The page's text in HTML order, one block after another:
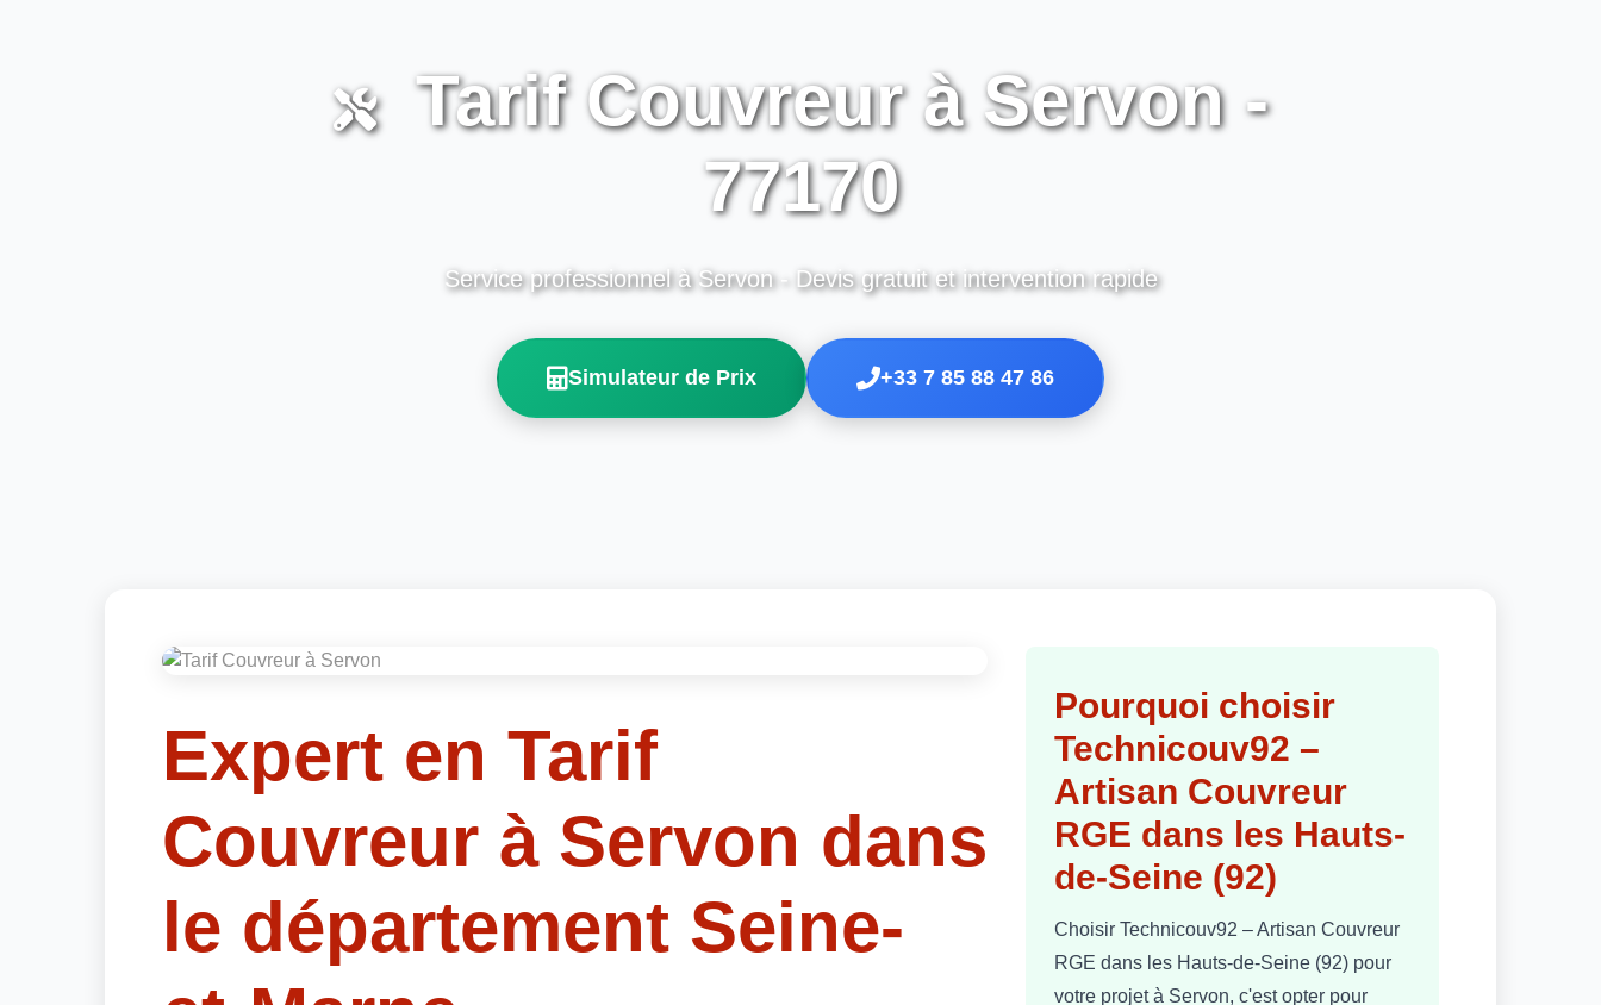
Tarif Couvreur à Servon -
77170
Service professionnel à Servon - Devis gratuit et intervention rapide
Simulateur de Prix +33 7 85 88 47 86
Expert en Tarif
Couvreur à Servon dans
le département Seine-
Pourquoi choisir
Technicouv92 –
Artisan Couvreur
RGE dans les Hauts-
de-Seine (92)
Choisir Technicouv92 – Artisan Couvreur
RGE dans les Hauts-de-Seine (92) pour
votre projet à Servon, c'est opter pour